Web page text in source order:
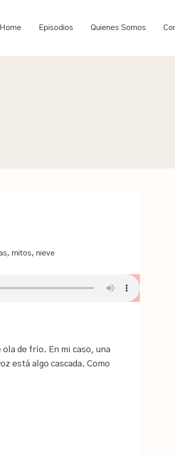
Home Episodios Quienes Somos
, mitos, nieve
de frío. En mi caso, una
está algo cascada. Como